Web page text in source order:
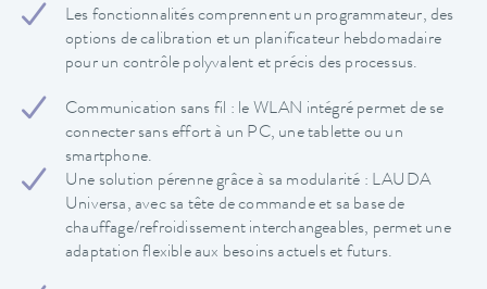
Les fonctionnalités comprennent un programmateur, des
options de calibration et un planificateur hebdomadaire
pour un contrôle polyvalent et précis des processus.
Communication sans fil : le WLAN intégré permet de se
connecter sans effort à un PC, une tablette ou un
smartphone.
Une solution pérenne grâce à sa modularité : LAUDA
Universa, avec sa tête de commande et sa base de
chauffage/refroidissement interchangeables, permet une
adaptation flexible aux besoins actuels et futurs.